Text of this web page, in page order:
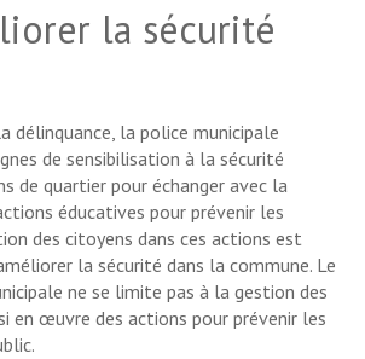
la sécurité
délinquance, la police municipale
de sensibilisation à la sécurité
de quartier pour échanger avec la
éducatives pour prévenir les
des citoyens dans ces actions est
la sécurité dans la commune. Le
ne se limite pas à la gestion des
en œuvre des actions pour prévenir les